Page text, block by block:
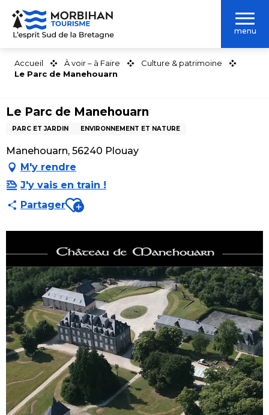
Aller
contenu
menu
Accueil À voir – à Faire
Culture & patrimoine
Le Parc de Manehouarn
Le Parc de Manehouarn
PARC ET JARDIN ENVIRONNEMENT ET NATURE
Manehouarn, 56240 Plouay
M'y rendre
J'y vais en train !
PartagerAjouter aux favoris